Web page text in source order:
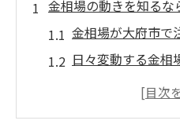
金相場の動きを知るな
金相場が大府市で
日々変動する金相
大府市で金相場を